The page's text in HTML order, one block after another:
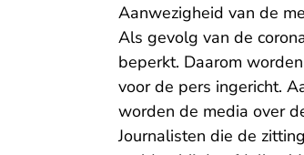
Aanwezigheid van de
Als gevolg van de
beperkt. Daarom
voor de pers ingericht.
worden de media over
Journalisten die de